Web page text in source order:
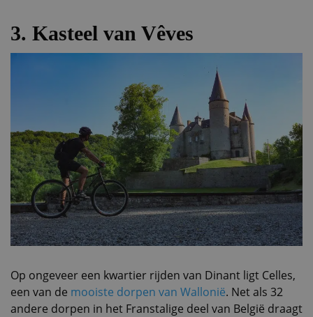
3. Kasteel van Vêves
Op ongeveer een kwartier rijden van Dinant ligt Celles,
een van de mooiste dorpen van Wallonië. Net als 32
andere dorpen in het Franstalige deel van België draagt